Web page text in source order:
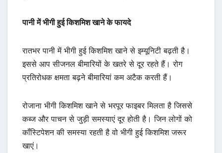
पानी में भीगी हुई किशमिश खाने के फायदे
रातभर पानी में भीगी हुई किशमिश खाने से इम्यूनिटी बढ़ती है।
इससे आप सीजनल बीमारियों के खतरे से दूर रहते हैं। रोग
प्रतिरोधक क्षमता बढ़ने बीमारियां कम अटैक करती हैं।
रोजाना भीगी किशमिश खाने से भरपूर फाइबर मिलता है जिससे
कब्ज और पाचन से जुड़ी समस्याएं दूर होती है। जिन लोगों को
कॉंस्टिपेशन की समस्या रहती है वो भीगी हुई किशमिश जरूर
खाएं।